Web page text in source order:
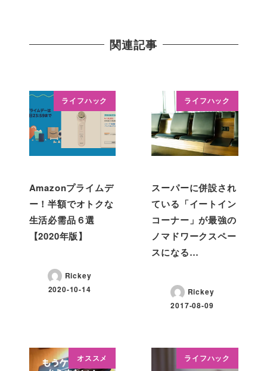
関連記事
ライフハック
Amazonプライムデ
ー！半額でオトクな
生活必需品６選
【2020年版】
Rickey
2020-10-14
ライフハック
スーパーに併設され
ている「イートイン
コーナー」が最強の
ノマドワークスペー
スになる…
Rickey
2017-08-09
オススメ ライフハック